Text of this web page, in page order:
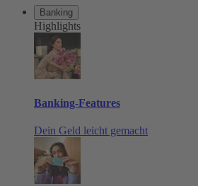
Banking
Highlights
Banking-Features
Dein Geld leicht gemacht